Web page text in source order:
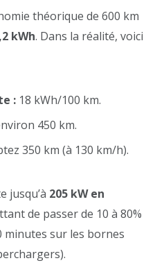
théorique de 600 km
kWh. Dans la réalité, voici
: 18 kWh/100 km.
450 km.
350 km (à 130 km/h).
jusqu’à 205 kW en
de passer de 10 à 80%
sur les bornes